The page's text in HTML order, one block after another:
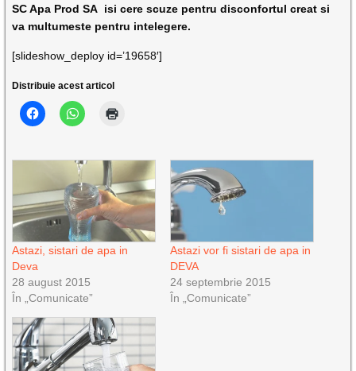
SC Apa Prod SA isi cere scuze pentru disconfortul creat si
va multumeste pentru intelegere.
[slideshow_deploy id=’19658′]
Distribuie acest articol
Astazi, sistari de apa in
Deva
28 august 2015
În „Comunicate”
Astazi vor fi sistari de apa in
DEVA
24 septembrie 2015
În „Comunicate”